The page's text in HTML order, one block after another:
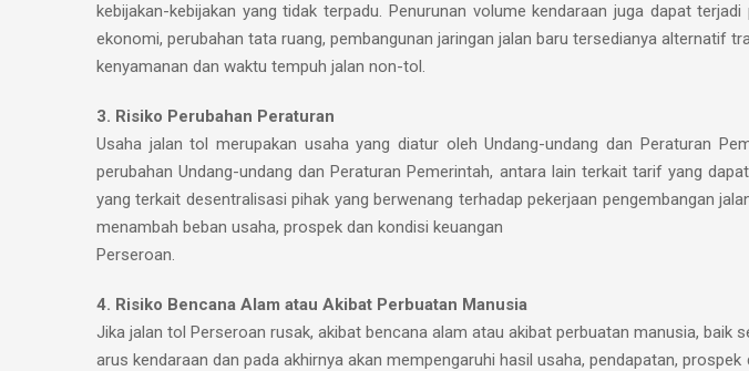
kebijakan-kebijakan yang tidak terpadu. Penurunan volume kendaraan juga dapat
ekonomi, perubahan tata ruang, pembangunan jaringan jalan baru tersedianya alternatif
kenyamanan dan waktu tempuh jalan non-tol.
3. Risiko Perubahan Peraturan
Usaha jalan tol merupakan usaha yang diatur oleh Undang-undang dan Peraturan
perubahan Undang-undang dan Peraturan Pemerintah, antara lain terkait tarif yang
yang terkait desentralisasi pihak yang berwenang terhadap pekerjaan pengembangan
menambah beban usaha, prospek dan kondisi keuangan
Perseroan.
4. Risiko Bencana Alam atau Akibat Perbuatan Manusia
Jika jalan tol Perseroan rusak, akibat bencana alam atau akibat perbuatan manusia,
arus kendaraan dan pada akhirnya akan mempengaruhi hasil usaha, pendapatan,